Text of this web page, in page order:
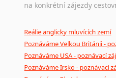
na konkrétní zájezdy
Reálie anglicky mluvících zemí
Poznáváme Velkou Británii -
Poznáváme USA - poznávací
Poznáváme Irsko - poznávací